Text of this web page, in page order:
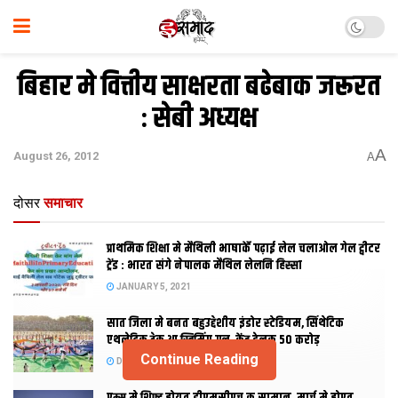
बिहार मे वित्तीय साक्षरता बढेबाक जरूरत
: सेबी अध्‍यक्ष
August 26, 2012 AA
दोसर समाचार
प्राथमिक शि‍क्षा मे मैथि‍ली भाषाकेँ पढ़ाई लेल चलाओल गेल ट्वीटर
ट्रेंड : भारत संगे नेपालक मैथिल लेलनि हिस्सा
JANUARY 5, 2021
सात जिला मे बनत बहुउद्देशीय इंडोर स्‍टेडि‍यम, सिंथेटिक
एथलेटिक ट्रेक आ स्विमिंग पुल, केंद्र देलक 50 करोड़
DECEMBER 26, 2020
Continue Reading